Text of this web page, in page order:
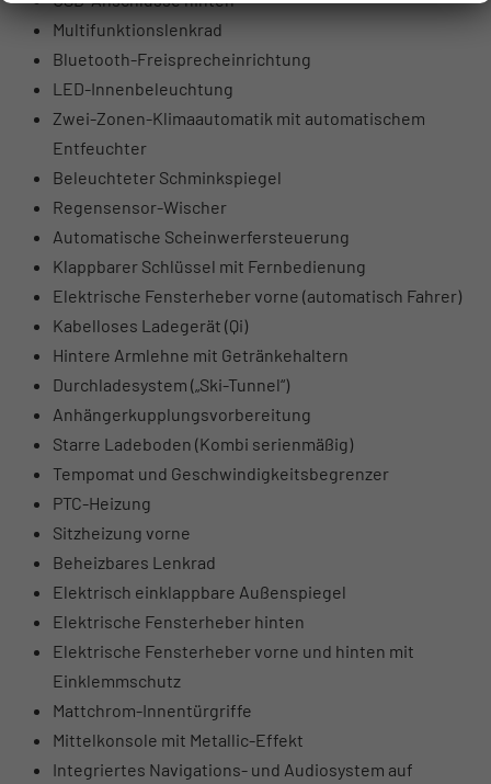
Multifunktionslenkrad
Bluetooth-Freisprecheinrichtung
LED-Innenbeleuchtung
Zwei-Zonen-Klimaautomatik mit automatischem
Entfeuchter
Beleuchteter Schminkspiegel
Regensensor-Wischer
Automatische Scheinwerfersteuerung
Klappbarer Schlüssel mit Fernbedienung
Elektrische Fensterheber vorne (automatisch Fahrer)
Kabelloses Ladegerät (Qi)
Hintere Armlehne mit Getränkehaltern
Durchladesystem („Ski-Tunnel“)
Anhängerkupplungsvorbereitung
Starre Ladeboden (Kombi serienmäßig)
Tempomat und Geschwindigkeitsbegrenzer
PTC-Heizung
Sitzheizung vorne
Beheizbares Lenkrad
Elektrisch einklappbare Außenspiegel
Elektrische Fensterheber hinten
Elektrische Fensterheber vorne und hinten mit
Einklemmschutz
Mattchrom-Innentürgriffe
Mittelkonsole mit Metallic-Effekt
Integriertes Navigations- und Audiosystem auf